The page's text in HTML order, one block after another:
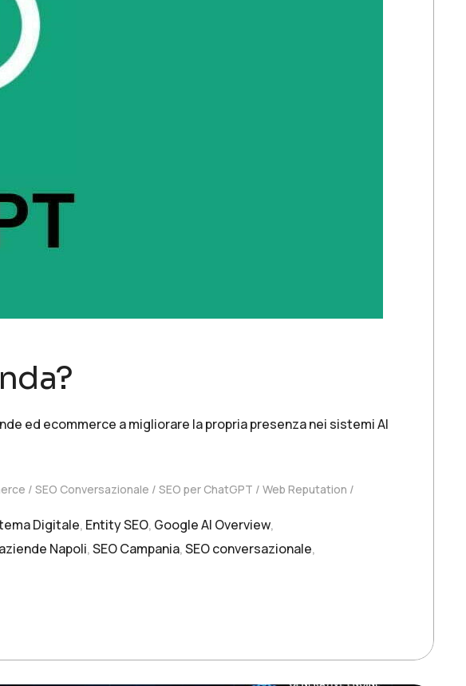
ed ecommerce a migliorare la propria presenza nei sistemi AI
SEO Conversazionale SEO per ChatGPT Web Reputation
Digitale, Entity SEO, Google AI Overview,
Napoli,SEO Campania,SEO conversazionale,